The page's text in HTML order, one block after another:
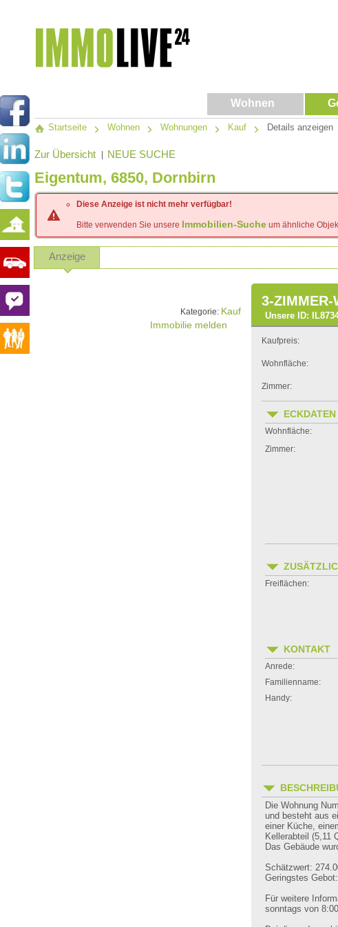
Wohnen
Startseite Wohnen Wohnungen Kauf Details anzeigen
Zur Übersicht | NEUE SUCHE
Eigentum, 6850, Dornbirn
Diese Anzeige ist nicht mehr verfügbar!
Bitte verwenden Sie unsere Immobilien-Suche um ähnliche
Anzeige
Kategorie: Kauf
Immobilie melden
3-ZIMMER-
Unsere ID:
Kaufpreis:
Wohnfläche:
Zimmer:
ECKDATEN
Wohnfläche:
Zimmer:
Freiflächen:
KONTAKT
Anrede:
Familienname:
Handy:
Die Wohnung
und besteht aus
einer Küche,
Kellerabteil (5,11
Das Gebäude
Schätzwert:
Geringstes
Für weitere
sonntags von